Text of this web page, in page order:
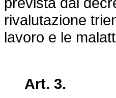
rivalutazione
lavoro e le
Art. 3.